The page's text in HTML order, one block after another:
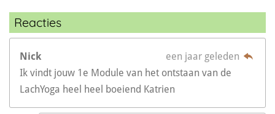
Reacties
Nick
een jaar geleden
Ik vindt jouw 1e Module van het ontstaan van de
LachYoga heel heel boeiend Katrien